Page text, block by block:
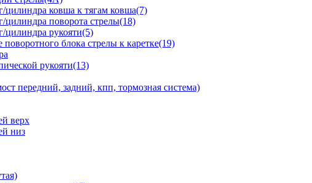
цилиндра ковша к тягам ковша(7)
цилиндра поворота стрелы(18)
цилиндра рукояти(5)
блока стрелы к каретке(19)
рукояти(13)
передний, задний, кпп, тормозная система)
верх
низ